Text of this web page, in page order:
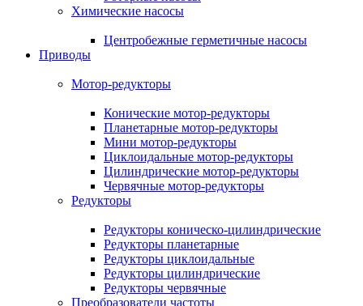
Химические насосы
Центробежные герметичные насосы
Приводы
Мотор-редукторы
Конические мотор-редукторы
Планетарные мотор-редукторы
Мини мотор-редукторы
Циклоидальные мотор-редукторы
Цилиндрические мотор-редукторы
Червячные мотор-редукторы
Редукторы
Редукторы коническо-цилиндрические
Редукторы планетарные
Редукторы циклоидальные
Редукторы цилиндрические
Редукторы червячные
Преобразователи частоты